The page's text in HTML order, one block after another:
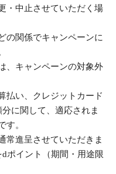
・中止させていただく場
の関係でキャンペーンに
、キャンペーンの対象外
払い、クレジットカード
に関して、適応されま
す。
常進呈させていただきま
ポイント（期間・用途限